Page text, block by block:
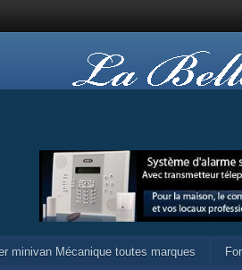
minivan Mécanique toutes marques